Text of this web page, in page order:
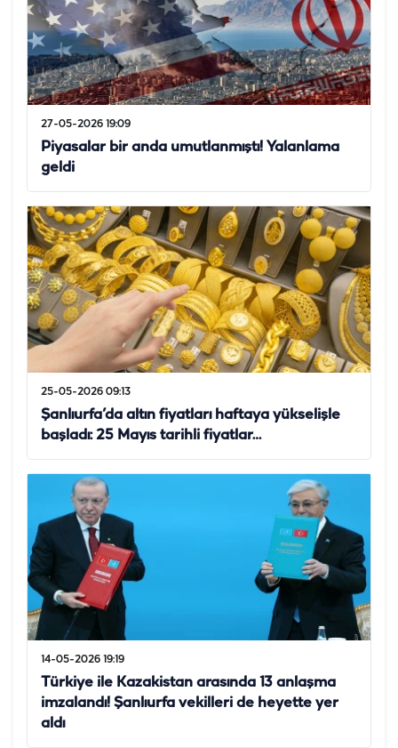
27-05-2026 19:09
Piyasalar bir anda umutlanmıştı! Yalanlama
geldi
25-05-2026 09:13
Şanlıurfa’da altın fiyatları haftaya yükselişle
başladı: 25 Mayıs tarihli fiyatlar…
14-05-2026 19:19
Türkiye ile Kazakistan arasında 13 anlaşma
imzalandı! Şanlıurfa vekilleri de heyette yer
aldı